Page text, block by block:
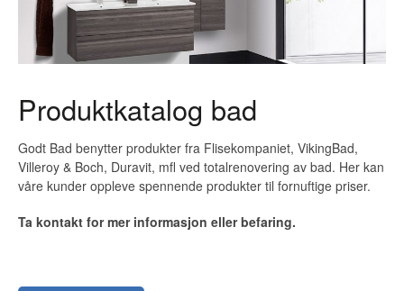
Produktkatalog bad
Godt Bad benytter produkter fra Flisekompaniet, VikingBad,
Villeroy & Boch, Duravit, mfl ved totalrenovering av bad. Her kan
våre kunder oppleve spennende produkter til fornuftige priser.
Ta kontakt for mer informasjon eller befaring.